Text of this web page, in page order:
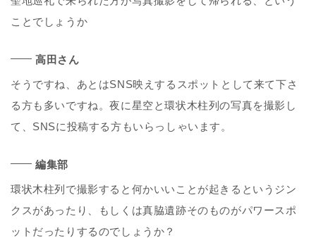
ことでしょうか
高田さん
そうですね、あとはSNS映えするスポットとして来て下さ
る方も多いですね。夜に星空と環状木柱列の写真を撮影し
て、SNSに投稿する方もいらっしゃいます。
編集部
環状木柱列で撮影すると何かいいことが起きるというジン
クスがあったり、もしくは真脇遺跡そのものがパワースポ
ットだったりするのでしょうか？